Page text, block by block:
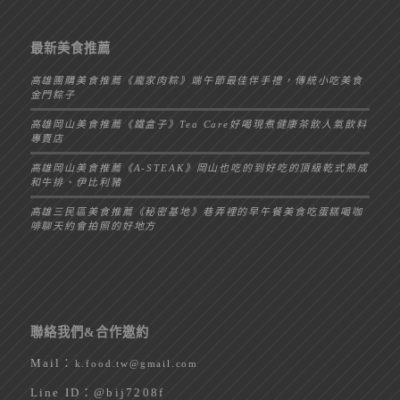
最新美食推薦
高雄團購美食推薦《龐家肉粽》端午節最佳伴手禮，傳統小吃美食
金門粽子
高雄岡山美食推薦《鐵盒子》Tea Care好喝現煮健康茶飲人氣飲料
專賣店
高雄岡山美食推薦《A-STEAK》岡山也吃的到好吃的頂級乾式熟成
和牛排、伊比利豬
高雄三民區美食推薦《秘密基地》巷弄裡的早午餐美食吃蛋糕喝咖
啡聊天約會拍照的好地方
聯絡我們&合作邀約
Mail： k.food.tw@gmail.com
Line ID：@bij7208f